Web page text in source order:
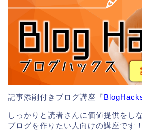
記事添削付きブログ講座『
しっかりと読者さんに価値提供をし
ブログを作りたい人向けの講座です！